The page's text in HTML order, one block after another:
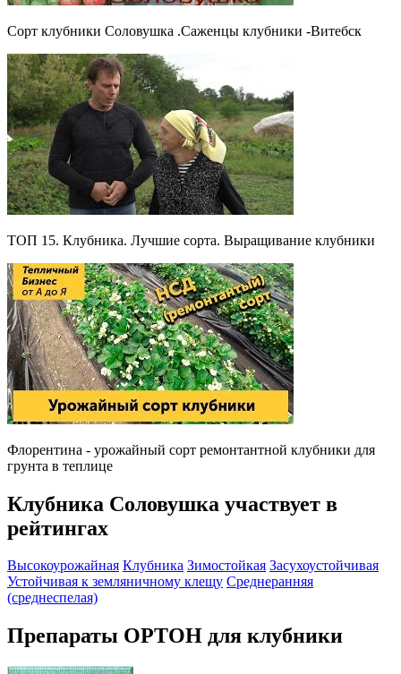
Сорт клубники Соловушка .Саженцы клубники -Витебск
ТОП 15. Клубника. Лучшие сорта. Выращивание клубники
Флорентина - урожайный сорт ремонтантной клубники для
грунта в теплице
Клубника Соловушка участвует в
рейтингах
Высокоурожайная Клубника Зимостойкая Засухоустойчивая
Устойчивая к земляничному клещу Среднеранняя
(среднеспелая)
Препараты ОРТОН для клубники